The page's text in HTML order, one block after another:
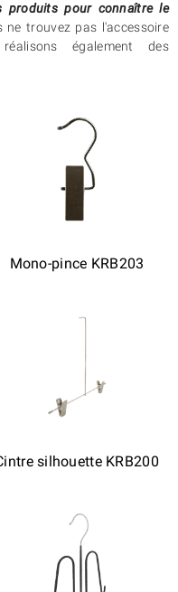
produits pour connaître le
ne trouvez pas l'accessoire
également des
Mono-pince KRB203
silhouette KRB200